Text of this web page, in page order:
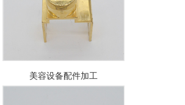
美容设备配件加工